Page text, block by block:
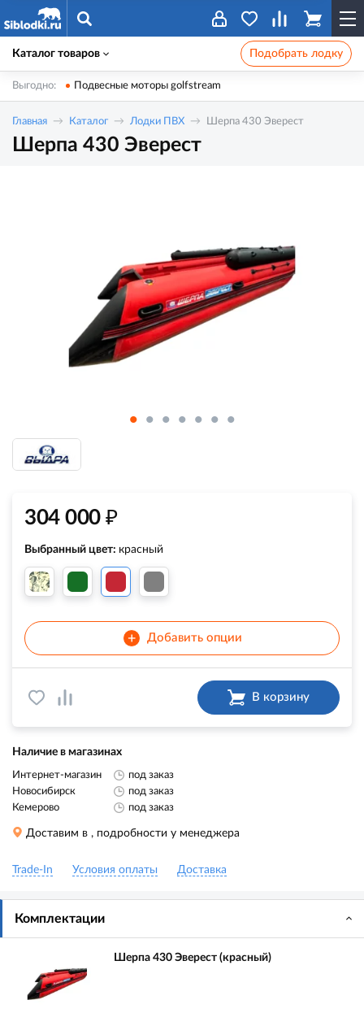
Каталог товаров Подобрать лодку
Выгодно: Подвесные моторы golfstream
Главная Каталог Лодки ПВХ Шерпа 430 Эверест
Шерпа 430 Эверест
304 000 ₽
Выбранный цвет: красный
+ Добавить опции
В корзину
Наличие в магазинах
Интернет-магазин
под заказ
Новосибирск
под заказ
Кемерово
под заказ
Доставим в , подробности у менеджера
Trade-In Условия оплаты Доставка
Комплектации
Шерпа 430 Эверест (красный)